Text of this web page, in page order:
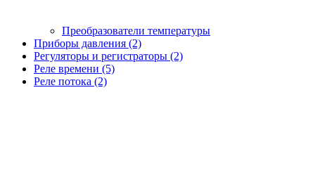
Преобразователи температуры
Приборы давления (2)
Регуляторы и регистраторы (2)
Реле времени (5)
Реле потока (2)